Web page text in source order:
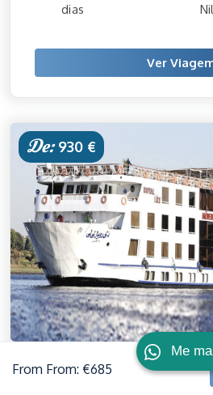
Me
dias
Ver
De:930 €
Disponibilidade: Todas as
From From: €685